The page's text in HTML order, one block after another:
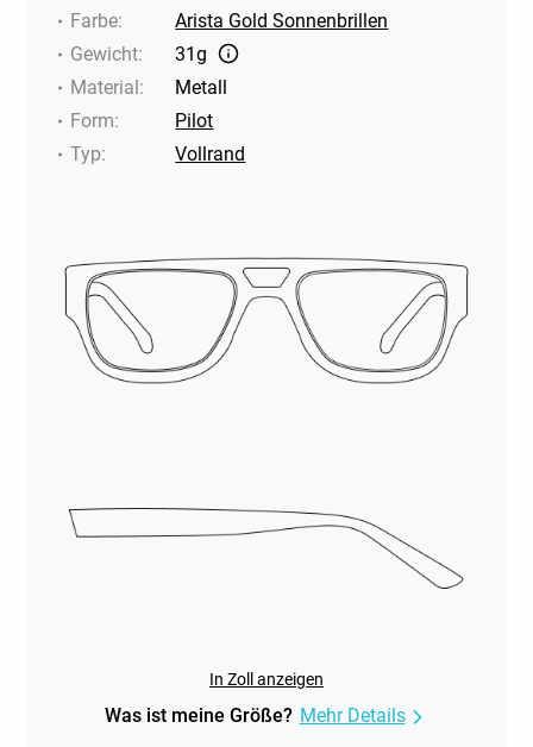
Farbe:
Arista Gold Sonnenbrillen
Gewicht:
31g
Material:
Metall
Form:
Pilot
Typ: Vollrand
In Zoll anzeigen
Was ist meine Größe? Mehr Details